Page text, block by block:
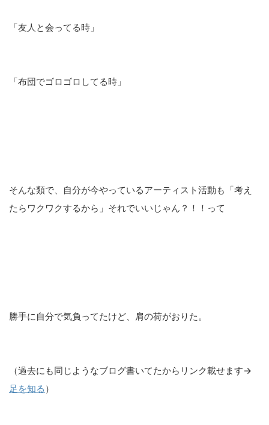
「友人と会ってる時」
「布団でゴロゴロしてる時」
そんな類で、自分が今やっているアーティスト活動も「考え
たらワクワクするから」それでいいじゃん？！！って
勝手に自分で気負ってたけど、肩の荷がおりた。
（過去にも同じようなブログ書いてたからリンク載せます→
足を知る ）